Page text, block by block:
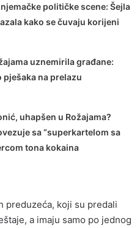
političke scene: Šejla
kako se čuvaju korijeni
uznemirila građane:
na prelazu
uhapšen u Rožajama?
sa “superkartelom sa
tona kokaina
preduzeća, koji su predali
a imaju samo po jednog